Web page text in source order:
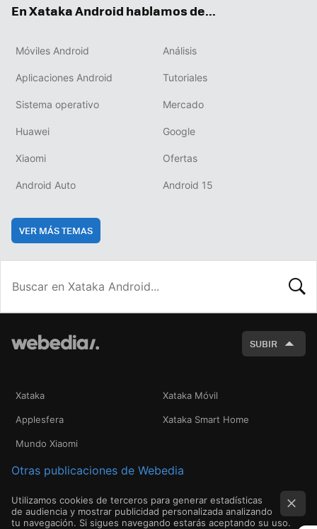
En Xataka Android hablamos de...
Móviles Android Análisis
Aplicaciones Android Tutoriales
Sistema operativo Mercado
Huawei Google
Xiaomi Ofertas
Android Auto Android 15
VER MÁS TEMAS
SUBIR
Xataka Xataka Móvil
Applesfera Xataka Smart Home
Mundo Xiaomi
Otras publicaciones de Webedia
Utilizamos cookies de terceros para generar estadísticas
de audiencia y mostrar publicidad personalizada analizando
tu navegación. Si sigues navegando estarás aceptando su uso.